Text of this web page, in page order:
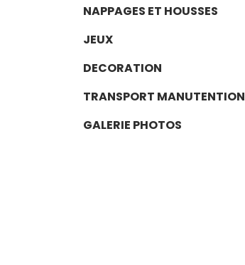
NAPPAGES ET HOUSSES
JEUX
DECORATION
TRANSPORT MANUTENTION
GALERIE PHOTOS